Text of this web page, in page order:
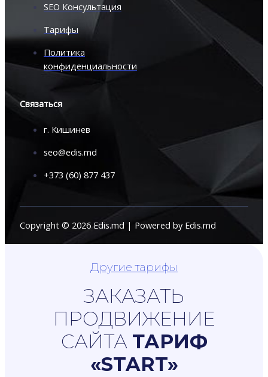
SEO Консультация
Тарифы
Политика
конфиденциальности
Связаться
г. Кишинев
seo@edis.md
+373 (60) 877 437
Copyright © 2026 Edis.md | Powered by Edis.md
Другие тарифы
ЗАКАЗАТЬ
ПРОДВИЖЕНИЕ
САЙТА ТАРИФ
«START»